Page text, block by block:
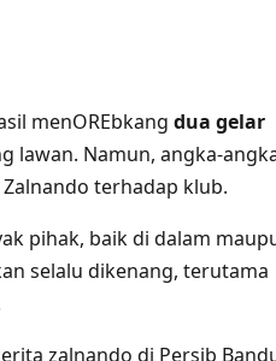
menOREbkang dua gelar
lawan. Namun, angka-
terhadap klub.
pihak, baik di dalam
selalu dikenang, terutama
zalnando di Persib